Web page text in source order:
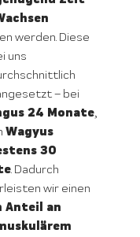
werden. Diese
uns
– bei
24 Monate,
Wagyus
30
. Dadurch
wir einen
Anteil an